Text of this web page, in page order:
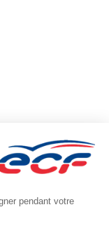
fenêtre)fenêtre)
(nouvelle fenêtre)
droits réservés